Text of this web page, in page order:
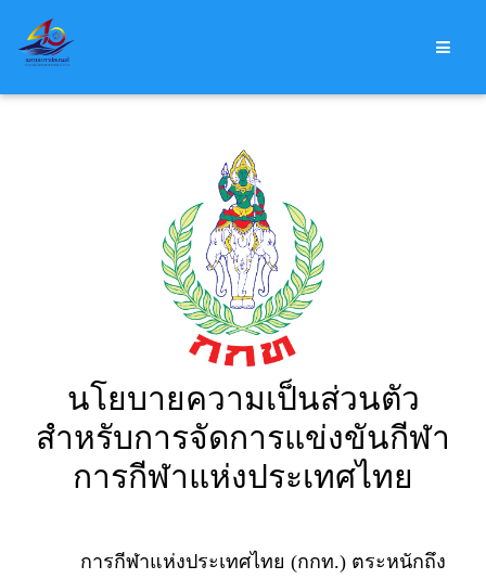
Changames, THA | DECEMBER 9 - 20, 2024
นโยบายความเป็นส่วนตัว
สำหรับการจัดการแข่งขันกีฬา
การกีฬาแห่งประเทศไทย
การกีฬาแห่งประเทศไทย (กกท.) ตระหนักถึง